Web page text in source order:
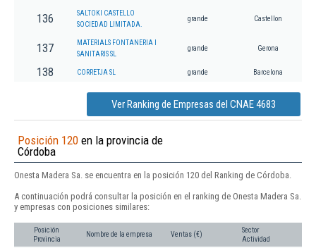
136
SALTOKI CASTELLO
SOCIEDAD LIMITADA.
grande Castellon
137
MATERIALS FONTANERIA I
SANITARIS SL
grande Gerona
138 CORRETJA SL grande Barcelona
Ver Ranking de Empresas del CNAE 4683
Posición 120 en la provincia de
Córdoba
Onesta Madera Sa. se encuentra en la posición 120 del Ranking de Córdoba.
A continuación podrá consultar la posición en el ranking de Onesta Madera Sa.
y empresas con posiciones similares:
Posición
Provincia
Nombre de la empresa Ventas (€)
Sector
Actividad